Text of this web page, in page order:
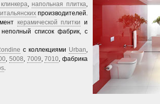
, напольная плитка,
итальянских производителей.
керамической плитки и
список фабрик, с
с коллекциями Urban,
, 5008, 7009,7010, фабрика
.